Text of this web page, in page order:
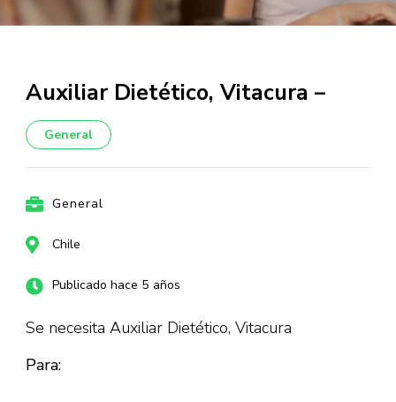
Auxiliar Dietético, Vitacura –
General
General
Chile
Publicado hace 5 años
Se necesita Auxiliar Dietético, Vitacura
Para: